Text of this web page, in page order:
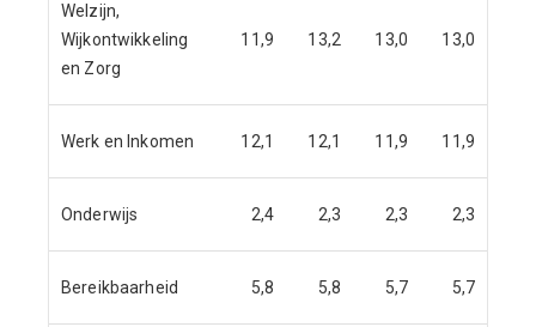
Welzijn,
Wijkontwikkeling
en Zorg
11,9 13,2 13,0 13,0
Werk en Inkomen 12,1 12,1 11,9 11,9
Onderwijs 2,4 2,3 2,3 2,3
Bereikbaarheid 5,8 5,8 5,7 5,7